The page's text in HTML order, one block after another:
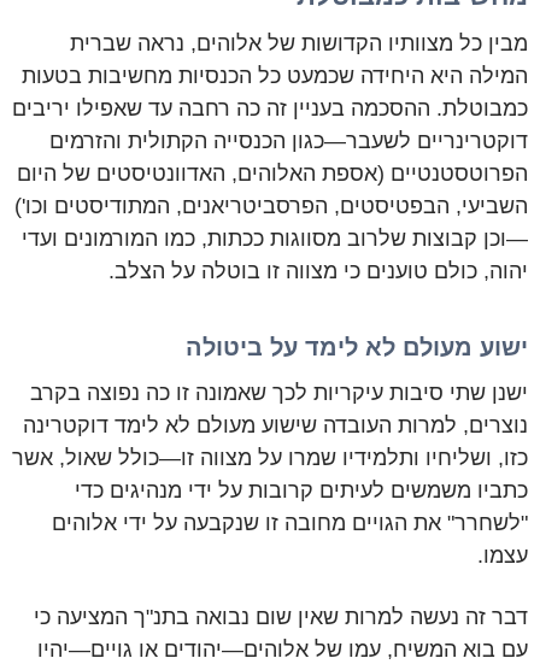
מבין כל מצוותיו הקדושות של אלוהים, נראה שברית
המילה היא היחידה שכמעט כל הכנסיות מחשיבות בטעות
כמבוטלת. ההסכמה בעניין זה כה רחבה עד שאפילו יריבים
דוקטרינריים לשעבר—כגון הכנסייה הקתולית והזרמים
הפרוטסטנטיים (אספת האלוהים, האדוונטיסטים של היום
השביעי, הבפטיסטים, הפרסביטריאנים, המתודיסטים וכו')
—וכן קבוצות שלרוב מסווגות ככתות, כמו המורמונים ועדי
יהוה, כולם טוענים כי מצווה זו בוטלה על הצלב.
ישוע מעולם לא לימד על ביטולה
ישנן שתי סיבות עיקריות לכך שאמונה זו כה נפוצה בקרב
נוצרים, למרות העובדה שישוע מעולם לא לימד דוקטרינה
כזו, ושליחיו ותלמידיו שמרו על מצווה זו—כולל שאול, אשר
כתביו משמשים לעיתים קרובות על ידי מנהיגים כדי
"לשחרר" את הגויים מחובה זו שנקבעה על ידי אלוהים
עצמו.
דבר זה נעשה למרות שאין שום נבואה בתנ"ך המציעה כי
עם בוא המשיח, עמו של אלוהים—יהודים או גויים—יהיו